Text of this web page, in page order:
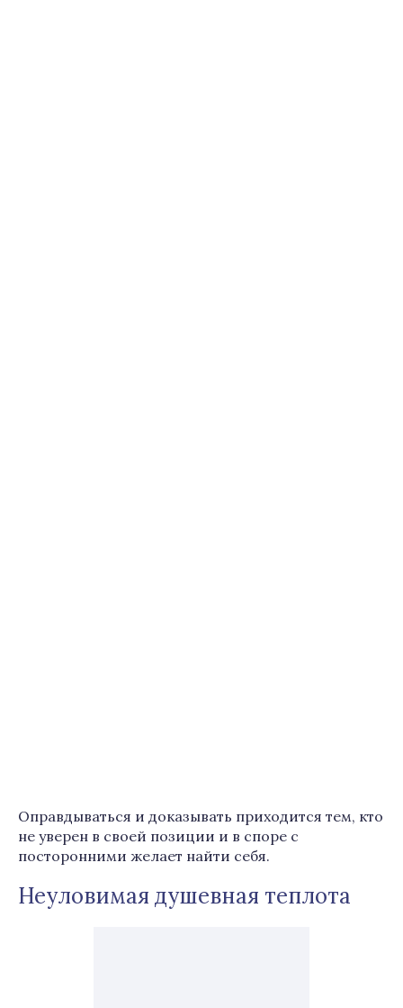
Оправдываться и доказывать приходится тем, кто
не уверен в своей позиции и в споре с
посторонними желает найти себя.
Неуловимая душевная теплота